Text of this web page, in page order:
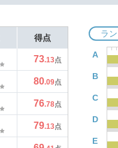
得点
73.13点
80.09点
76.78点
79.13点
ラ
A
B
C
D
E